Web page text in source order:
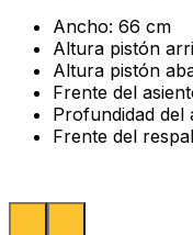
Ancho: 66 cm
Altura pistón
Altura pistón
Frente del
Profundidad del
Frente del